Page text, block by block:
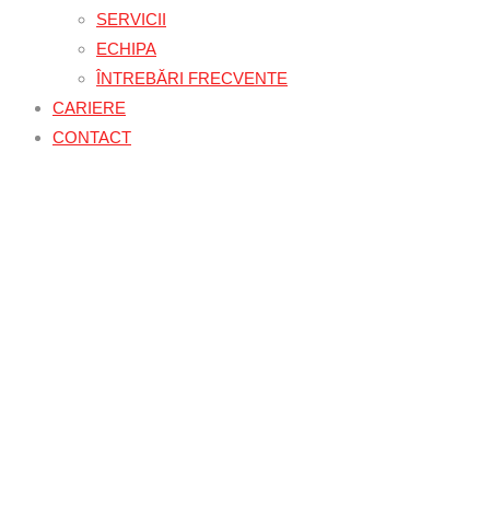
SERVICII
ECHIPA
ÎNTREBĂRI FRECVENTE
CARIERE
CONTACT